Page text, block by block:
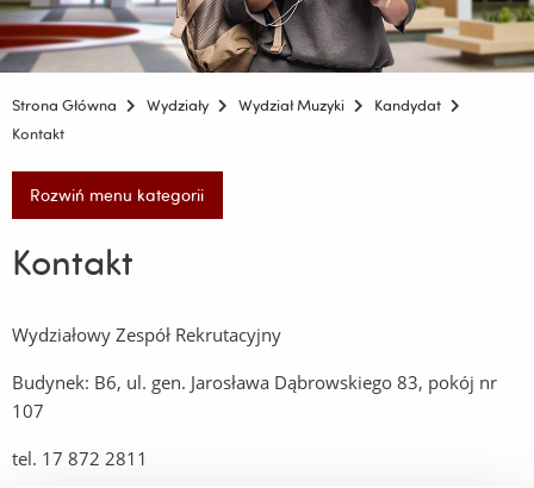
Strona Główna Wydziały Wydział Muzyki
Kandydat
Kontakt
Rozwiń menu kategorii
Kontakt
Wydziałowy Zespół Rekrutacyjny
Budynek: B6, ul. gen. Jarosława Dąbrowskiego 83, pokój nr
107
tel. 17 872 2811